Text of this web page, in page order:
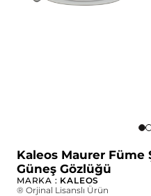
Kaleos Maurer Füme
Güneş Gözlüğü
MARKA : KALEOS
® Orjinal Lisanslı Ürün